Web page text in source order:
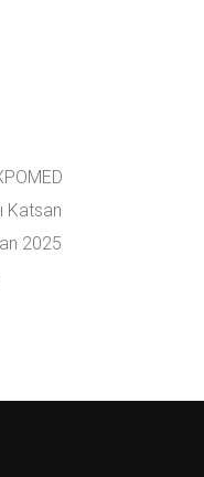
Katsan
2025